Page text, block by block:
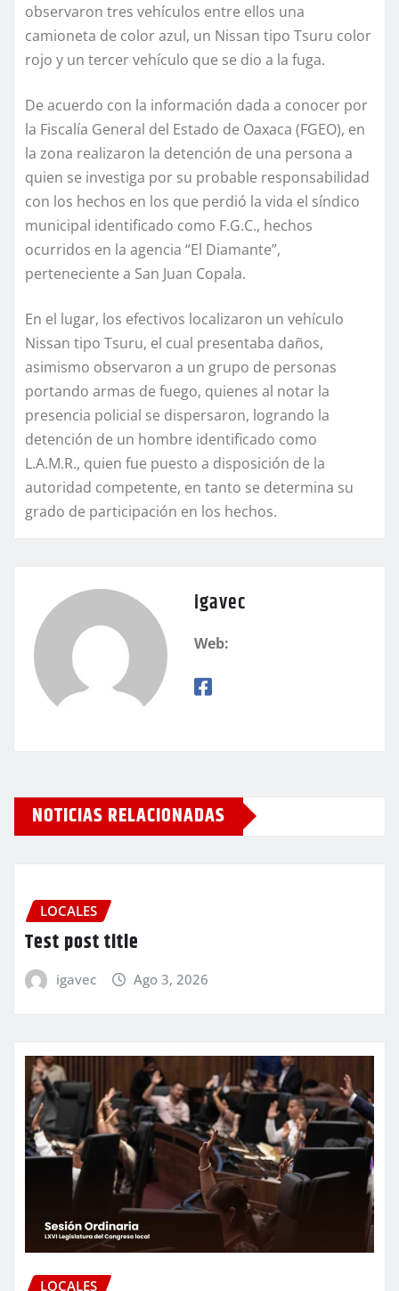
observaron tres vehículos entre ellos una
camioneta de color azul, un Nissan tipo Tsuru color
rojo y un tercer vehículo que se dio a la fuga.
De acuerdo con la información dada a conocer por
la Fiscalía General del Estado de Oaxaca (FGEO), en
la zona realizaron la detención de una persona a
quien se investiga por su probable responsabilidad
con los hechos en los que perdió la vida el síndico
municipal identificado como F.G.C., hechos
ocurridos en la agencia “El Diamante”,
perteneciente a San Juan Copala.
En el lugar, los efectivos localizaron un vehículo
Nissan tipo Tsuru, el cual presentaba daños,
asimismo observaron a un grupo de personas
portando armas de fuego, quienes al notar la
presencia policial se dispersaron, logrando la
detención de un hombre identificado como
L.A.M.R., quien fue puesto a disposición de la
autoridad competente, en tanto se determina su
grado de participación en los hechos.
igavec
Web:
NOTICIAS RELACIONADAS
LOCALES
Test post title
igavec Ago 3, 2026
LOCALES